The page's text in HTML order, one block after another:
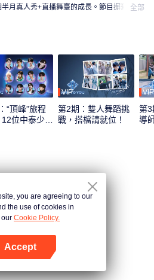
月真人秀+直播舞臺的成長。節目摒棄傳統
全部
“頂峰”旅程
位中泰少年
VIP
第2期：雙人舞蹈挑
戰，搭檔請就位！
VIP
第3
導
you are agreeing to our
the use of cookies in
Cookie Policy.
Accept